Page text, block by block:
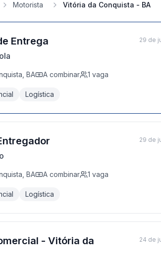
Motorista Vitória da Conquista - BA
Entrega
BA A combinar 1 vaga
Logística
29 de
BA A combinar 1 vaga
Logística
29 de
- Vitória da
24 de